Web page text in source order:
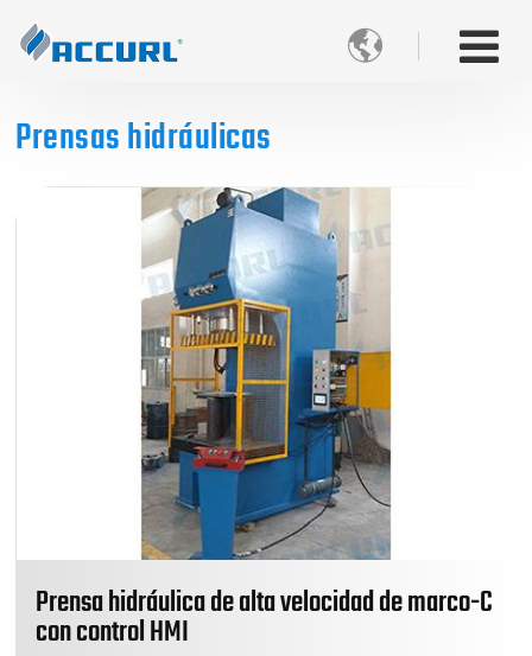

Prensas hidráulicas
Prensa hidráulica de alta velocidad de marco-C
con control HMI